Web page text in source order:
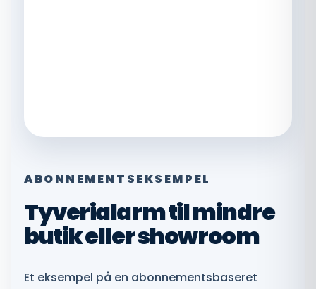
ABONNEMENTSEKSEMPEL
Tyverialarm til mindre
butik eller showroom
Et eksempel på en abonnementsbaseret